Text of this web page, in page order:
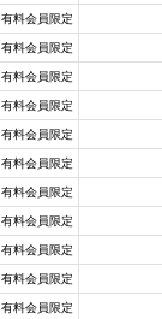
有料会員限定
有料会員限定
有料会員限定
有料会員限定
有料会員限定
有料会員限定
有料会員限定
有料会員限定
有料会員限定
有料会員限定
有料会員限定